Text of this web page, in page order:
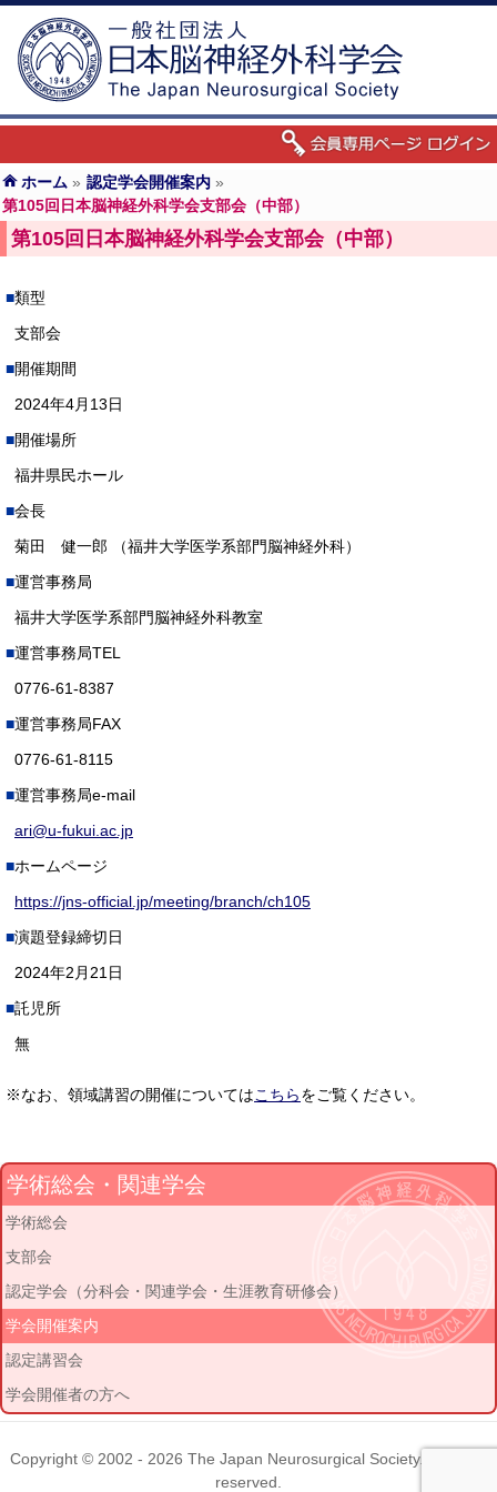
ホーム » 認定学会開催案内 »
第105回日本脳神経外科学会支部会（中部）
第105回日本脳神経外科学会支部会（中部）
類型
支部会
開催期間
2024年4月13日
開催場所
福井県民ホール
会長
菊田 健一郎 （福井大学医学系部門脳神経外科）
運営事務局
福井大学医学系部門脳神経外科教室
運営事務局TEL
0776-61-8387
運営事務局FAX
0776-61-8115
運営事務局e-mail
ari@u-fukui.ac.jp
ホームページ
https://jns-official.jp/meeting/branch/ch105
演題登録締切日
2024年2月21日
託児所
無
※なお、領域講習の開催についてはこちらをご覧ください。
学術総会・関連学会
学術総会
支部会
認定学会（分科会・関連学会・生涯教育研修会）
学会開催案内
認定講習会
学会開催者の方へ
Copyright © 2002 - 2026 The Japan Neurosurgical Society. All rights
reserved.